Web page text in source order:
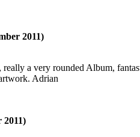
2011)
really a very rounded Album,
Adrian
2011)